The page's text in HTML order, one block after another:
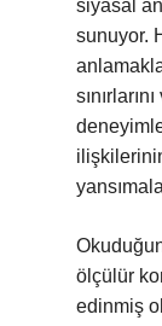
siyasal
sunuyor.
ölçülür
edinmiş